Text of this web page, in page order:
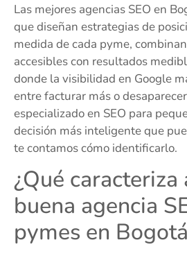
Las mejores agencias SEO en
que diseñan estrategias de
medida de cada pyme,
accesibles con resultados
donde la visibilidad en Google
entre facturar más o
especializado en SEO para
decisión más inteligente que
te contamos cómo identificarlo.
¿Qué caracteriza
buena agencia
pymes en